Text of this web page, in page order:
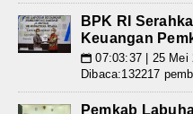
BPK RI
Keuangan
📅 07:03:37 | 25 Mei
Dibaca:132217
Pemkab